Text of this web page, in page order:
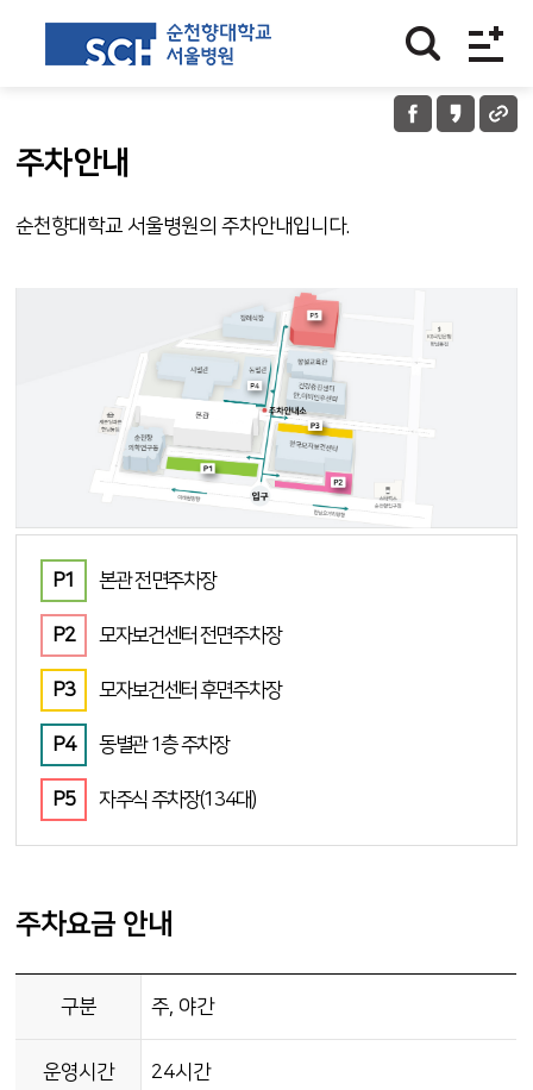
주차안내
순천향대학교 서울병원의 주차안내입니다.
본관 전면주차장
모자보건센터 전면주차장
모자보건센터 후면주차장
동별관 1층 주차장
자주식 주차장(134대)
주차요금 안내
구분 주, 야간
운영시간 24시간